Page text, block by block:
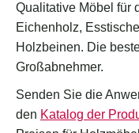
Qualitative Möbel für
Eichenholz,
Holzbeinen. Die
Großabnehmer.
Senden Sie die
den Katalog der